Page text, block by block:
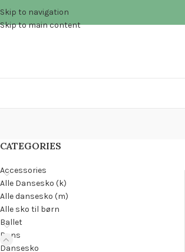
Skip to navigation
Skip to main content
CATEGORIES
Accessories
Alle Dansesko (k)
Alle dansesko (m)
Alle sko til børn
Ballet
Dans
Dansesko